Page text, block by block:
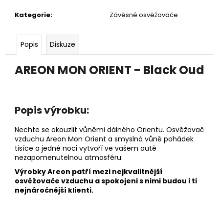
Kategorie: Závěsné osvěžovače
Popis Diskuze
AREON MON ORIENT - Black Oud
Popis výrobku:
Nechte se okouzlit vůněmi dálného Orientu. Osvěžovač
vzduchu Areon Mon Orient a smyslná vůně pohádek
tisíce a jedné noci vytvoří ve vašem autě
nezapomenutelnou atmosféru.
Výrobky Areon patří mezi nejkvalitnější
osvěžovače vzduchu a spokojeni s nimi budou i ti
nejnáročnější klienti.
o
u
e
DĚTSKÁ
LÁHEV
NA
PITÍ
KIDS
FUN
119
Kč